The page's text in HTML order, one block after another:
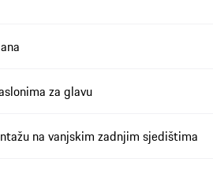
za glavu
na vanjskim zadnjim sjedištima